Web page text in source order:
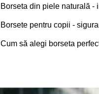
Borseta din piele naturală -
Borsete pentru copii -
Cum să alegi borseta